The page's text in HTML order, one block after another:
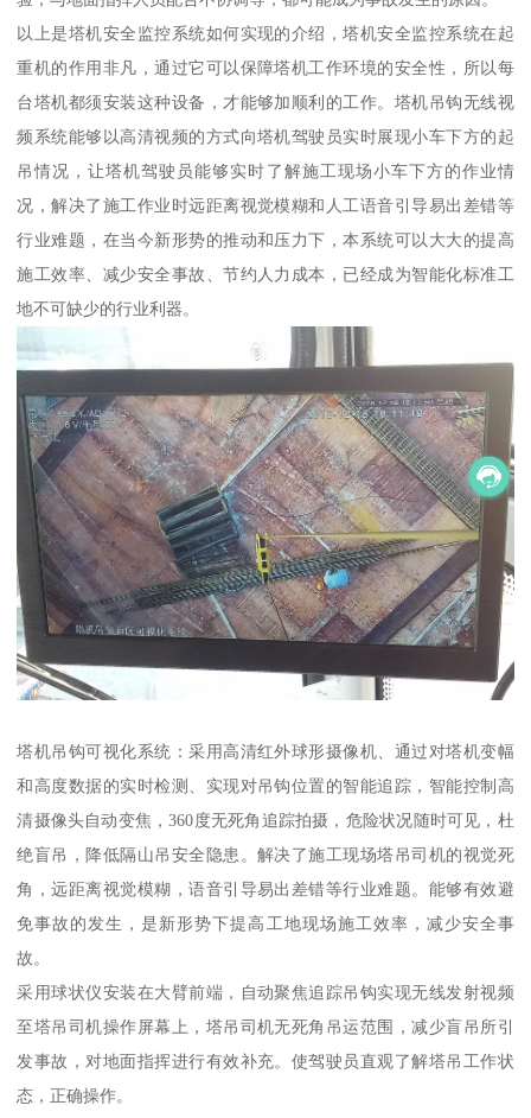
以上是塔机安全监控系统如何实现的介绍，塔机安全监控系统在起
重机的作用非凡，通过它可以保障塔机工作环境的安全性，所以每
台塔机都须安装这种设备，才能够加顺利的工作。塔机吊钩无线视
频系统能够以高清视频的方式向塔机驾驶员实时展现小车下方的起
吊情况，让塔机驾驶员能够实时了解施工现场小车下方的作业情
况，解决了施工作业时远距离视觉模糊和人工语音引导易出差错等
行业难题，在当今新形势的推动和压力下，本系统可以大大的提高
施工效率、减少安全事故、节约人力成本，已经成为智能化标准工
地不可缺少的行业利器。
塔机吊钩可视化系统：采用高清红外球形摄像机、通过对塔机变幅
和高度数据的实时检测、实现对吊钩位置的智能追踪，智能控制高
清摄像头自动变焦，360度无死角追踪拍摄，危险状况随时可见，杜
绝盲吊，降低隔山吊安全隐患。解决了施工现场塔吊司机的视觉死
角，远距离视觉模糊，语音引导易出差错等行业难题。能够有效避
免事故的发生，是新形势下提高工地现场施工效率，减少安全事
故。
采用球状仪安装在大臂前端，自动聚焦追踪吊钩实现无线发射视频
至塔吊司机操作屏幕上，塔吊司机无死角吊运范围，减少盲吊所引
发事故，对地面指挥进行有效补充。使驾驶员直观了解塔吊工作状
态，正确操作。